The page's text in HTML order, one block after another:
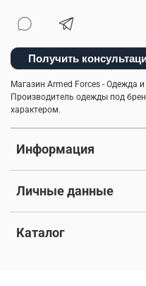
Информация
Личные данные
Каталог
Получить
Магазин Armed Forces - Одежда
Производитель одежды под
характером.